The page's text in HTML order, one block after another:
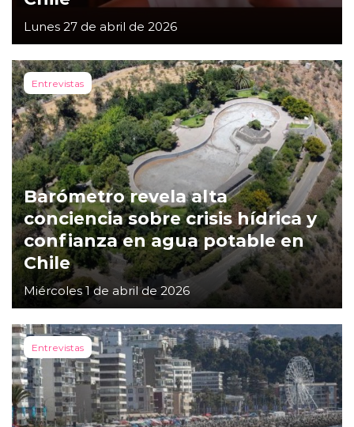
Lunes 27 de abril de 2026
Entrevistas
Barómetro revela alta
conciencia sobre crisis hídrica y
confianza en agua potable en
Chile
Miércoles 1 de abril de 2026
Entrevistas